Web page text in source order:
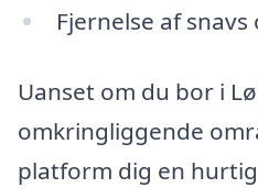
Fjernelse af snavs
Uanset om du bor i
omkringliggende
platform dig en